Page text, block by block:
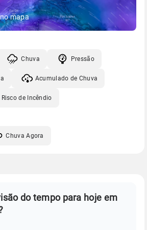
mapa
Chuva Pressão
Acumulado de Chuva
Risco de Incêndio
Chuva Agora
do tempo para hoje em